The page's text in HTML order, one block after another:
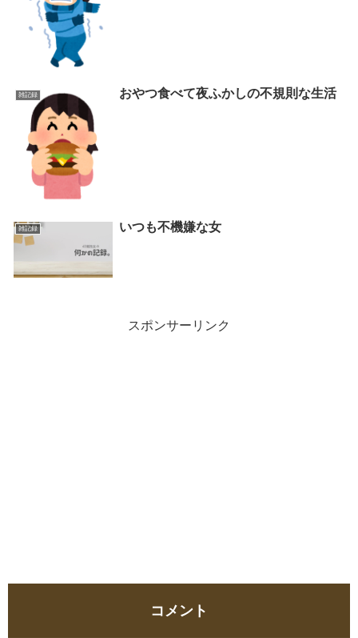
雑記録 おやつ食べて夜ふかしの不規則な生活
雑記録 いつも不機嫌な女
スポンサーリンク
コメント